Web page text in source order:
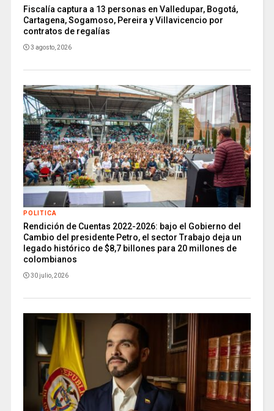
Fiscalía captura a 13 personas en Valledupar, Bogotá,
Cartagena, Sogamoso, Pereira y Villavicencio por
contratos de regalías
3 agosto, 2026
POLITICA
Rendición de Cuentas 2022-2026: bajo el Gobierno del
Cambio del presidente Petro, el sector Trabajo deja un
legado histórico de $8,7 billones para 20 millones de
colombianos
30 julio, 2026